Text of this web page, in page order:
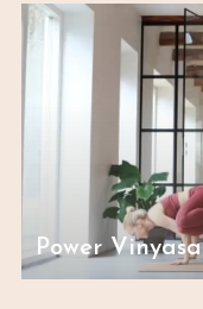
Power Vinyasa